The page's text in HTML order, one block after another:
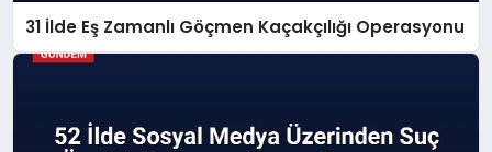
31 İlde Eş Zamanlı Göçmen Kaçakçılığı Operasyonu